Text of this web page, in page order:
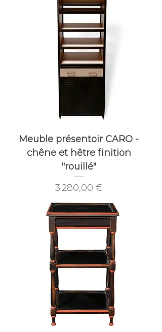
Meuble présentoir CARO -
chêne et hêtre finition
"rouillé"
Prix
3 280,00 €